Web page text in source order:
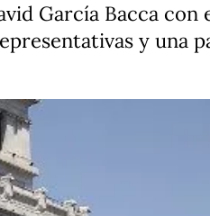
García Bacca con
y una